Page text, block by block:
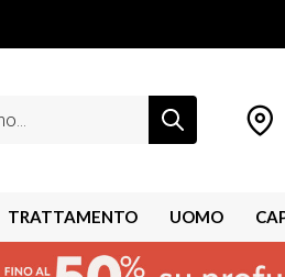
TRATTAMENTO UOMO